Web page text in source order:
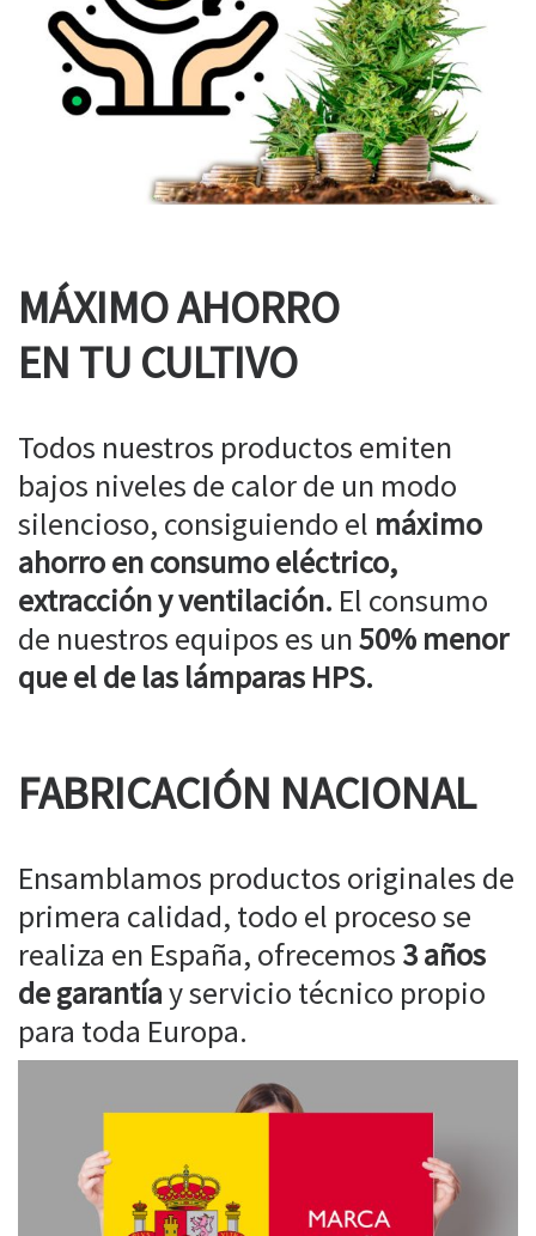
MÁXIMO AHORRO
EN TU CULTIVO
Todos nuestros productos emiten
bajos niveles de calor de un modo
silencioso, consiguiendo el máximo
ahorro en consumo eléctrico,
extracción y ventilación. El consumo
de nuestros equipos es un50% menor
que el de las lámparas HPS.
FABRICACIÓN NACIONAL
Ensamblamos productos originales de
primera calidad, todo el proceso se
realiza en España, ofrecemos 3 años
de garantíay servicio técnico propio
para toda Europa.